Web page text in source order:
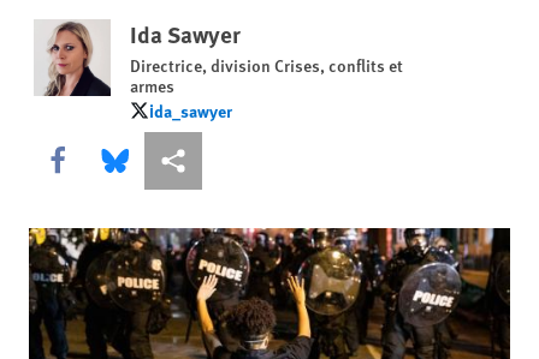
Ida Sawyer
Directrice, division Crises, conflits et
armes
ida_sawyer
ida_sawyer
Share this via Facebook
Share this via Bluesky
Share this via Partagez